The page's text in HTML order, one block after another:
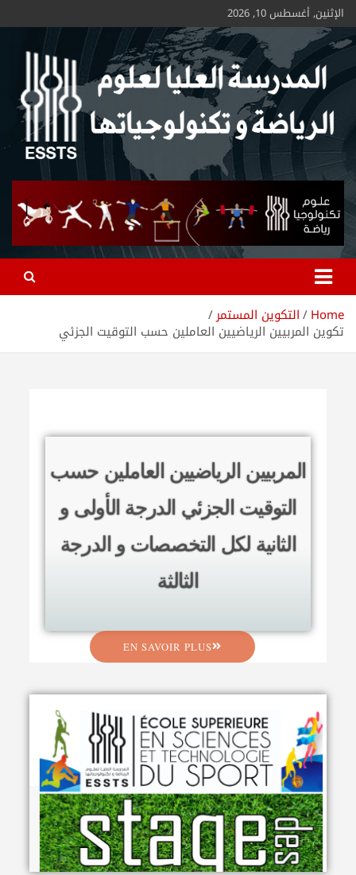
الإثنين, أغسطس 10, 2026
ESSTS
Home التكوين المستمر
تكوين المربيين الرياضيين العاملين حسب التوقيت الجزئي
المربيين الرياضيين العاملين حسب
التوقيت الجزئي الدرجة الأولى و
الثانية لكل التخصصات و الدرجة
الثالثة
EN SAVOIR PLUS